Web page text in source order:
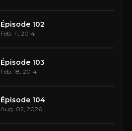
Épisode 102
Feb. 11, 2014
Épisode 103
Feb. 18, 2014
Épisode 104
Aug. 02, 2026